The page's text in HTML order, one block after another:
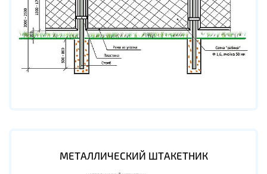
МЕТАЛЛИЧЕСКИЙ ШТАКЕТНИК